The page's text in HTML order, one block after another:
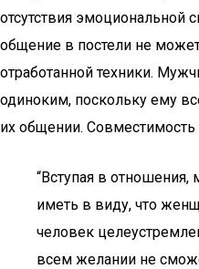
отсутствия эмоциональной
общение в постели не
отработанной техники.
одиноким, поскольку ему
их общении. Совместимость
“Вступая в
иметь в виду, что
человек
всем желании не